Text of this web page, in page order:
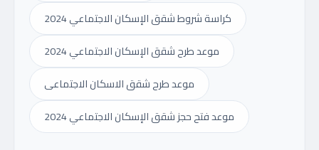
كراسة شروط شقق الإسكان الاجتماعي 2024
موعد طرح شقق الإسكان الاجتماعي 2024
موعد طرح شقق الاسكان الاجتماعى
موعد فتح حجز شقق الإسكان الاجتماعي 2024